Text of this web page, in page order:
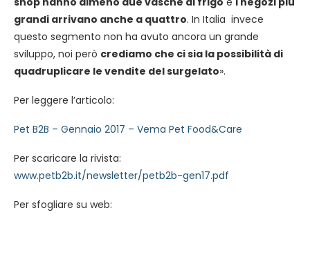
grandi arrivano anche a quattro. In Italia invece
questo segmento non ha avuto ancora un grande
sviluppo, noi però crediamo che ci sia la possibilità di
quadruplicare le vendite del surgelato».
Per leggere l’articolo:
Pet B2B – Gennaio 2017 – Vema Pet Food&Care
Per scaricare la rivista:
www.petb2b.it/newsletter/petb2b-gen17.pdf
Per sfogliare su web: